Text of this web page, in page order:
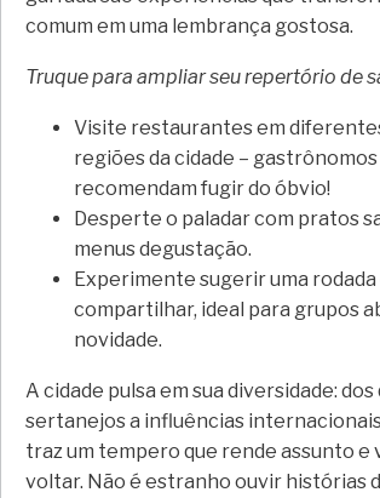
comum em uma lembrança gostosa.
Truque para ampliar seu repertório de
Visite restaurantes em
regiões da cidade –
recomendam fugir do óbvio!
Desperte o paladar com pratos
menus degustação.
Experimente sugerir uma
compartilhar, ideal para grupos
novidade.
A cidade pulsa em sua diversidade:
sertanejos a influências
traz um tempero que rende assunto e
voltar. Não é estranho ouvir histórias